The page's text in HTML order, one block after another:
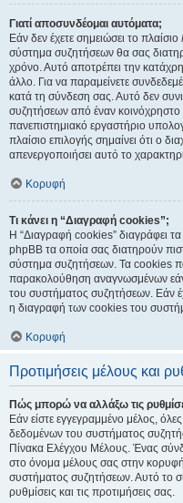
Γιατί αποσυνδέομαι αυτόματα;
Εάν δεν έχετε σημειώσει το πλαίσιο
σύστημα συζητήσεων θα σας
χρόνο. Αυτό αποτρέπει την
άλλο. Για να παραμείνετε
κατά τη σύνδεση σας. Αυτό δεν
συζητήσεων από έναν
πανεπιστημιακό εργαστήριο
πλαίσιο επιλογής σημαίνει ότι ο
απενεργοποιήσει αυτό το
Κορυφή
Τι κάνει η “Διαγραφή cookies”;
Η “Διαγραφή cookies” διαγράφει
phpBB τα οποία σας διατηρούν
σύστημα συζητήσεων. Τα cookies
παρακολούθηση αναγνωσμένων εάν
του συστήματος συζητήσεων. Εάν
η διαγραφή των cookies του
Κορυφή
Προτιμήσεις μέλους και
Πώς μπορώ να αλλάξω τις
Εάν είστε εγγεγραμμένο μέλος,
δεδομένων του συστήματος
Πίνακα Ελέγχου Μέλους. Ένας
στο όνομα μέλους σας στην
συστήματος συζητήσεων. Αυτό το
ρυθμίσεις και τις προτιμήσεις σας.